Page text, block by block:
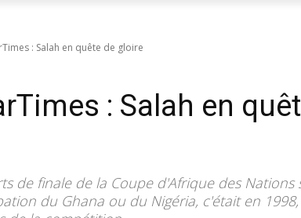
: Salah en quête de gloire
: Salah en
de finale de la Coupe d'Afrique des Nations
du Ghana ou du Nigéria, c'était en